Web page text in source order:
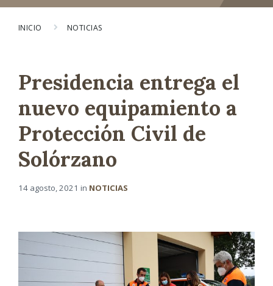
INICIO NOTICIAS
Presidencia entrega el
nuevo equipamiento a
Protección Civil de
Solórzano
14 agosto, 2021 in NOTICIAS